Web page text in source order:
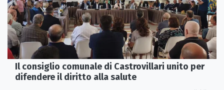
Il consiglio comunale di Castrovillari unito per
difendere il diritto alla salute